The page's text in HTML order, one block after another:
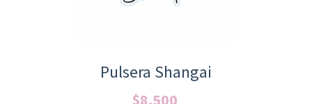
Pulsera Shangai
$8.500